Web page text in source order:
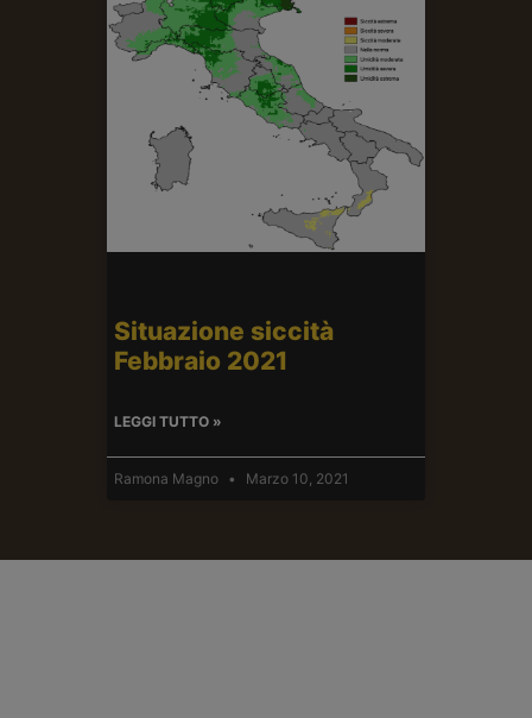
Situazione siccità
Febbraio 2021
LEGGI TUTTO »
Ramona Magno Marzo 10, 2021